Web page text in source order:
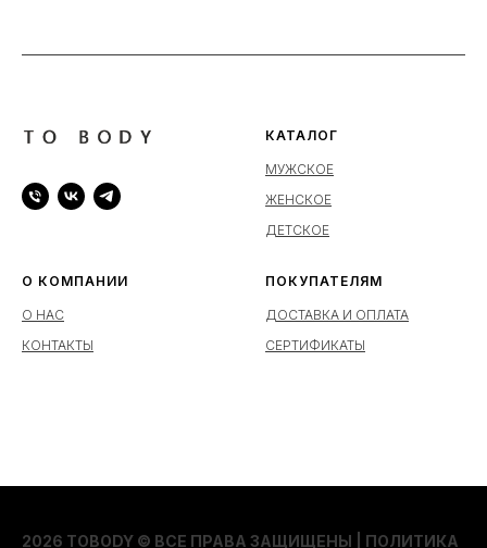
КАТАЛОГ
МУЖСКОЕ
ЖЕНСКОЕ
ДЕТСКОЕ
О КОМПАНИИ
О НАС
КОНТАКТЫ
ПОКУПАТЕЛЯМ
ДОСТАВКА И ОПЛАТА
СЕРТИФИКАТЫ
2026 TOBODY © ВСЕ ПРАВА ЗАЩИЩЕНЫ | ПОЛИТИКА